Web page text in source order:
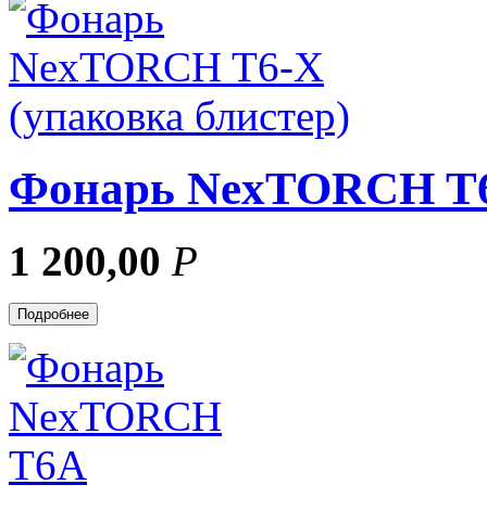
Фонарь NexTORCH
1 200,00 Р
Подробнее